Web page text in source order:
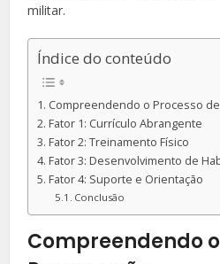
militar.
Índice do conteúdo
Compreendendo o Processo
Fator 1: Currículo Abrangente
Fator 2: Treinamento Físico
Fator 3: Desenvolvimento de
Fator 4: Suporte e Orientação
Conclusão
Compreendendo